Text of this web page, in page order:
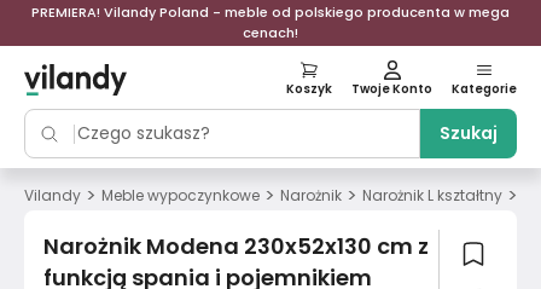
PREMIERA! Vilandy Poland - meble od polskiego producenta w mega
cenach!
Szukaj
Koszyk Twoje Konto Kategorie
Vilandy > Meble wypoczynkowe > Narożnik > Narożnik L kształtny >
Narożnik Modena 230x52x130 cm z
funkcją spania i pojemnikiem